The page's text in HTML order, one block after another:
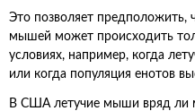
Это позволяет предположить,
мышей может происходить
условиях, например, когда
или когда популяция енотов
В США летучие мыши вряд ли